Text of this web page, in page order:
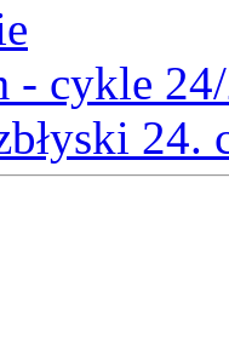
- cykle
24.